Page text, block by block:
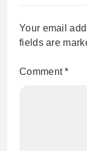
Your email
fields are
Comment*